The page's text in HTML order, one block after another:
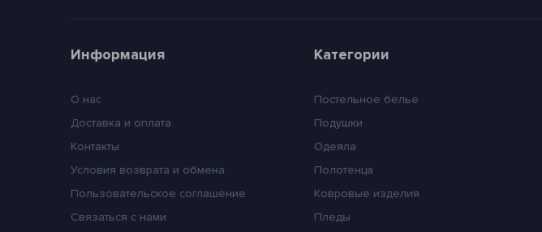
Информация
О нас
Доставка и оплата
Контакты
Условия возврата и обмена
Пользовательское соглашение
Связаться с нами
Категории
Постельное белье
Подушки
Одеяла
Полотенца
Ковровые изделия
Пледы